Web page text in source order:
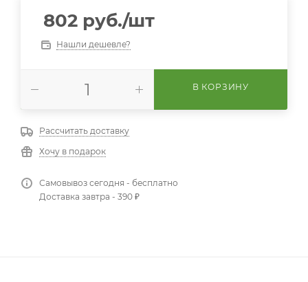
802 руб./шт
Нашли дешевле?
В КОРЗИНУ
Рассчитать доставку
Хочу в подарок
Самовывоз сегодня - бесплатно
Доставка завтра - 390 ₽